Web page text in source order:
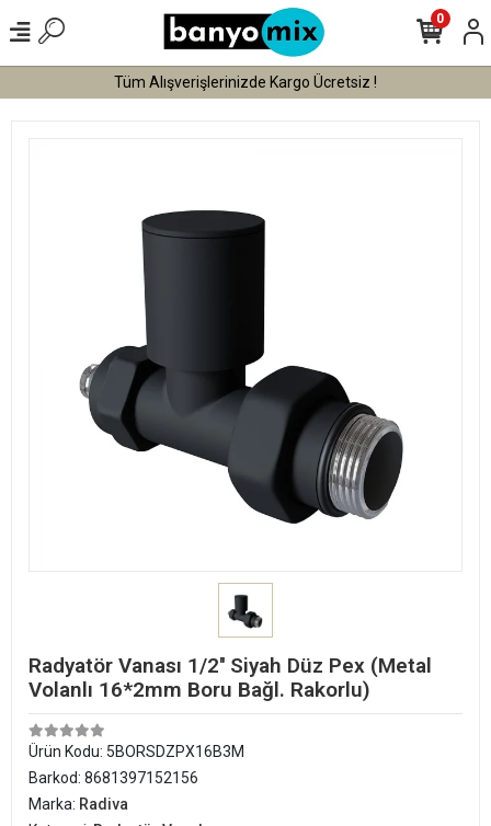
Tüm Alışverişlerinizde Vade Farksız 3 Taksit !
0
Radyatör Vanası 1/2'' Siyah Düz Pex (Metal
Volanlı 16*2mm Boru Bağl. Rakorlu)
Ürün Kodu: 5BORSDZPX16B3M
Barkod: 8681397152156
Marka: Radiva